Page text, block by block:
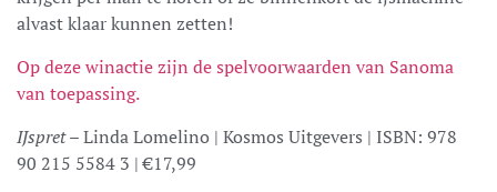
alvast klaar kunnen zetten!
Op deze winactie zijn de spelvoorwaarden van Sanoma
van toepassing.
IJspret– Linda Lomelino | Kosmos Uitgevers | ISBN: 978
90 215 5584 3 | €17,99